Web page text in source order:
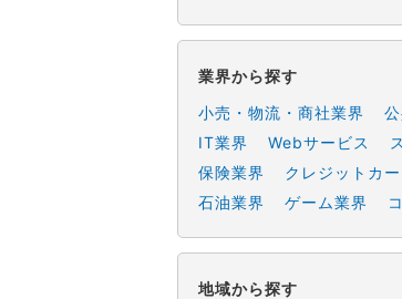
業界から探す
小売・物流・商社業界
IT業界
Webサービス
保険業界
クレジットカ
石油業界
ゲーム業界
地域から探す